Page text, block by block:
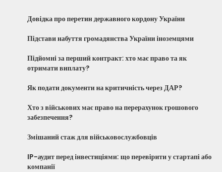
Довідка про перетин державного кордону України
Підстави набуття громадянства України іноземцями
Підйомні за перший контракт: хто має право та як
отримати виплату?
Як подати документи на критичність через ДАР?
Хто з військових має право на перерахунок грошового
забезпечення?
Змішаний стаж для військовослужбовців
IP-аудит перед інвестиціями: що перевірити у стартапі або
компанії